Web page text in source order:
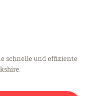
schnelle und effiziente